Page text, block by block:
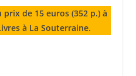
de 15 euros (352 p.) à
à La Souterraine.